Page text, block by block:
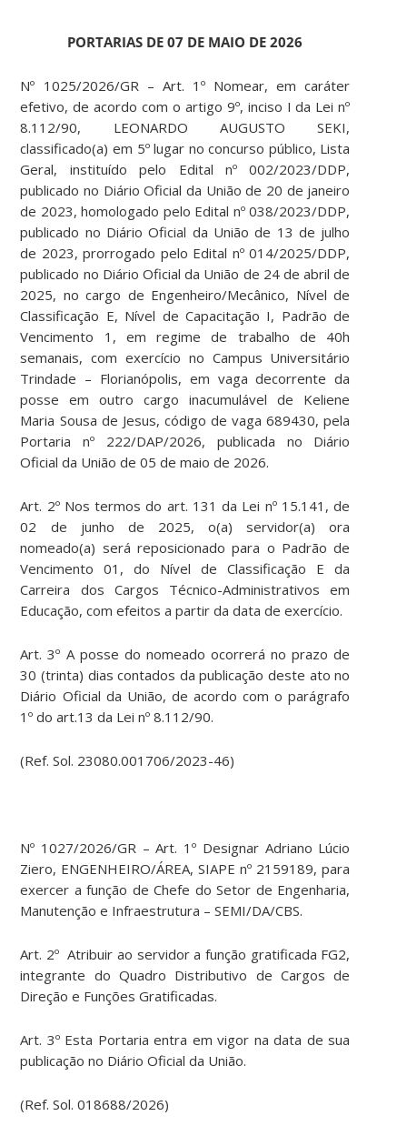
PORTARIAS DE 07 DE MAIO DE 2026
Nº 1025/2026/GR – Art. 1º Nomear, em caráter
efetivo, de acordo com o artigo 9º, inciso I da Lei nº
8.112/90, LEONARDO AUGUSTO SEKI,
classificado(a) em 5º lugar no concurso público, Lista
Geral, instituído pelo Edital nº 002/2023/DDP,
publicado no Diário Oficial da União de 20 de janeiro
de 2023, homologado pelo Edital nº 038/2023/DDP,
publicado no Diário Oficial da União de 13 de julho
de 2023, prorrogado pelo Edital nº 014/2025/DDP,
publicado no Diário Oficial da União de 24 de abril de
2025, no cargo de Engenheiro/Mecânico, Nível de
Classificação E, Nível de Capacitação I, Padrão de
Vencimento 1, em regime de trabalho de 40h
semanais, com exercício no Campus Universitário
Trindade – Florianópolis, em vaga decorrente da
posse em outro cargo inacumulável de Keliene
Maria Sousa de Jesus, código de vaga 689430, pela
Portaria nº 222/DAP/2026, publicada no Diário
Oficial da União de 05 de maio de 2026.
Art. 2º Nos termos do art. 131 da Lei nº 15.141, de
02 de junho de 2025, o(a) servidor(a) ora
nomeado(a) será reposicionado para o Padrão de
Vencimento 01, do Nível de Classificação E da
Carreira dos Cargos Técnico-Administrativos em
Educação, com efeitos a partir da data de exercício.
Art. 3º A posse do nomeado ocorrerá no prazo de
30 (trinta) dias contados da publicação deste ato no
Diário Oficial da União, de acordo com o parágrafo
1º do art.13 da Lei nº 8.112/90.
(Ref. Sol. 23080.001706/2023-46)
Nº 1027/2026/GR – Art. 1º Designar Adriano Lúcio
Ziero, ENGENHEIRO/ÁREA, SIAPE nº 2159189, para
exercer a função de Chefe do Setor de Engenharia,
Manutenção e Infraestrutura – SEMI/DA/CBS.
Art. 2º Atribuir ao servidor a função gratificada FG2,
integrante do Quadro Distributivo de Cargos de
Direção e Funções Gratificadas.
Art. 3º Esta Portaria entra em vigor na data de sua
publicação no Diário Oficial da União.
(Ref. Sol. 018688/2026)